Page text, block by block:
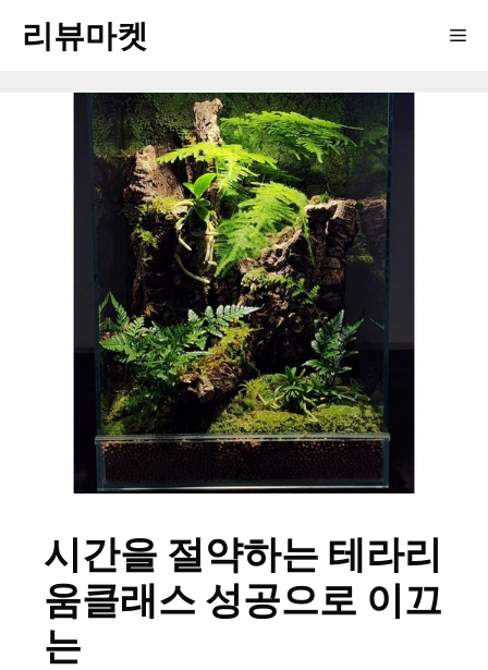
리뷰마켓
시간을 절약하는 테라리
움클래스 성공으로 이끄
는